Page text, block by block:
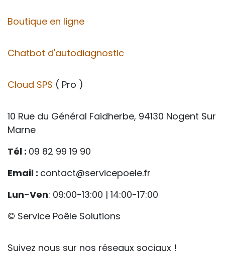
Boutique en ligne
Chatbot d'autodiagnostic
Cloud SPS ( Pro )
10 Rue du Général Faidherbe, 94130 Nogent Sur
Marne
Tél : 09 82 99 19 90
Email : contact@servicepoele.fr
Lun-Ven: 09:00-13:00 | 14:00-17:00
© Service Poêle Solutions
Suivez nous sur nos réseaux sociaux !